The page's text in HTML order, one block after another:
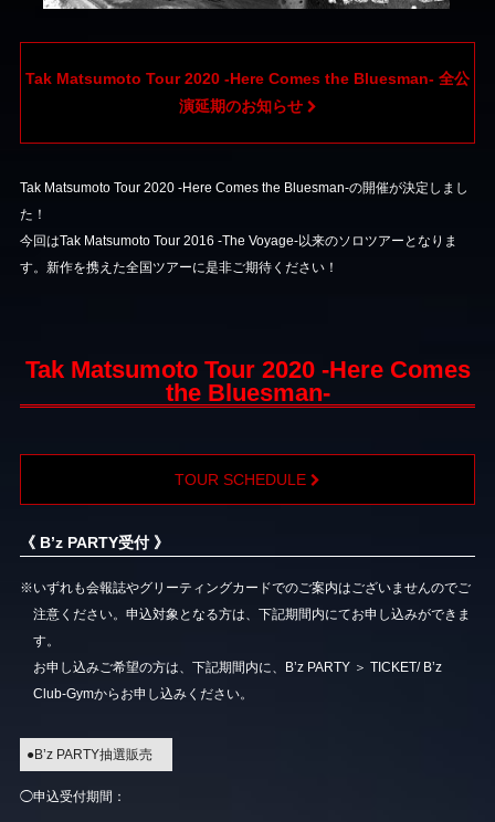
Tak Matsumoto Tour 2020 -Here Comes the Bluesman- 全公
演延期のお知らせ
Tak Matsumoto Tour 2020 -Here Comes the Bluesman-の開催が決定しまし
た！
今回はTak Matsumoto Tour 2016 -The Voyage-以来のソロツアーとなりま
す。新作を携えた全国ツアーに是非ご期待ください！
Tak Matsumoto Tour 2020 -Here Comes
the Bluesman-
TOUR SCHEDULE
《 B’z PARTY受付 》
※いずれも会報誌やグリーティングカードでのご案内はございませんのでご
注意ください。申込対象となる方は、下記期間内にてお申し込みができま
す。
お申し込みご希望の方は、下記期間内に、B’z PARTY ＞ TICKET/ B’z
Club-Gymからお申し込みください。
●B’z PARTY抽選販売
◯申込受付期間：